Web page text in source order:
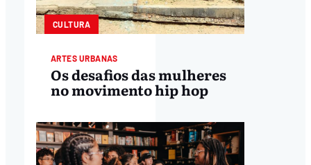
CULTURA
ARTES URBANAS
Os desafios das mulheres
no movimento hip hop